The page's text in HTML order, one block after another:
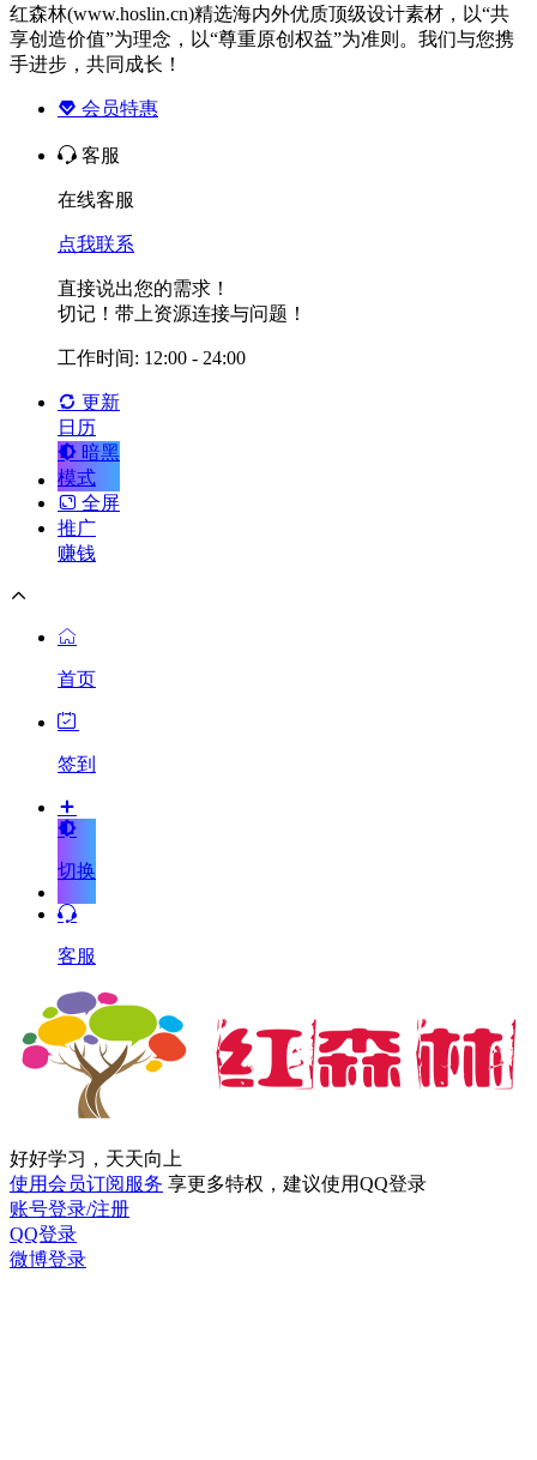
红森林(www.hoslin.cn)精选海内外优质顶级设计素材，以“共
享创造价值”为理念，以“尊重原创权益”为准则。我们与您携
手进步，共同成长！
会员特惠
客服
在线客服
点我联系
直接说出您的需求！
切记！带上资源连接与问题！
工作时间: 12:00 - 24:00
更新
日历
暗黑
模式
全屏
推广
赚钱
首页
签到
切换
客服
好好学习，天天向上
使用会员订阅服务 享更多特权，建议使用QQ登录
账号登录/注册
QQ登录
微博登录